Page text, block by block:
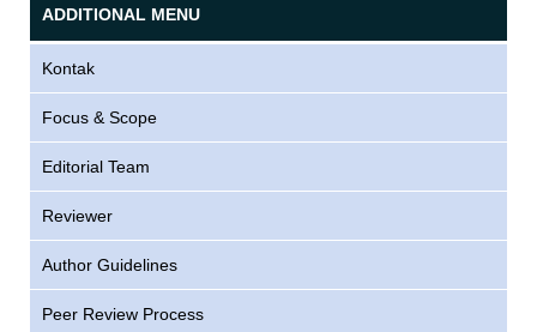
ADDITIONAL MENU
Kontak
Focus & Scope
Editorial Team
Reviewer
Author Guidelines
Peer Review Process